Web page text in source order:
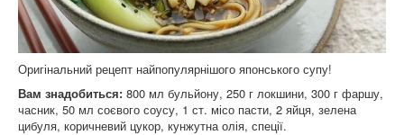
Оригінальний рецепт найпопулярнішого японського супу!
Вам знадобиться: 800 мл бульйону, 250 г локшини, 300 г фаршу,
часник, 50 мл соєвого соусу, 1 ст. місо пасти, 2 яйця, зелена
цибуля, коричневий цукор, кунжутна олія, спеції.